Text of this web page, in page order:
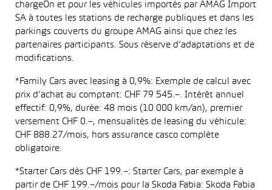
chargeOn et pour les véhicules importés par AMAG Import
SA à toutes les stations de recharge publiques et dans les
parkings couverts du groupe AMAG ainsi que chez les
partenaires participants. Sous réserve d’adaptations et de
modifications.
*Family Cars avec leasing à 0,9%: Exemple de calcul avec
prix d’achat au comptant: CHF 79 545.–. Intérêt annuel
effectif: 0,9%, durée: 48 mois (10 000 km/an), premier
versement CHF 0.–, mensualités de leasing du véhicule:
CHF 888.27/mois, hors assurance casco complète
obligatoire.
*Starter Cars dès CHF 199.–: Starter Cars, par exemple à
partir de CHF 199.–/mois pour la Skoda Fabia: Skoda Fabia